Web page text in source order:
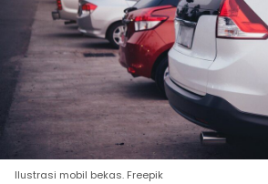
Ilustrasi mobil bekas. Freepik